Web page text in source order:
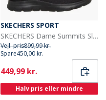
SKECHERS SPORT
SKECHERS Dame Summits Slip-in Dream Chaser Sneakers Sort
Vejl. pris899,99 kr.
Spare450,00 kr.
Current
449,99 kr.
Halv pris eller mindre